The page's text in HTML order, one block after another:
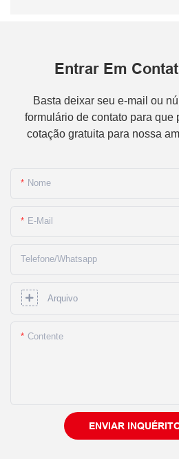
Entrar Em
Basta deixar seu e-mail ou
formulário de contato para que
cotação gratuita para nossa
Nome
E-Mail
Telefone/whatsapp
Arquivo
Contente
ENVIAR